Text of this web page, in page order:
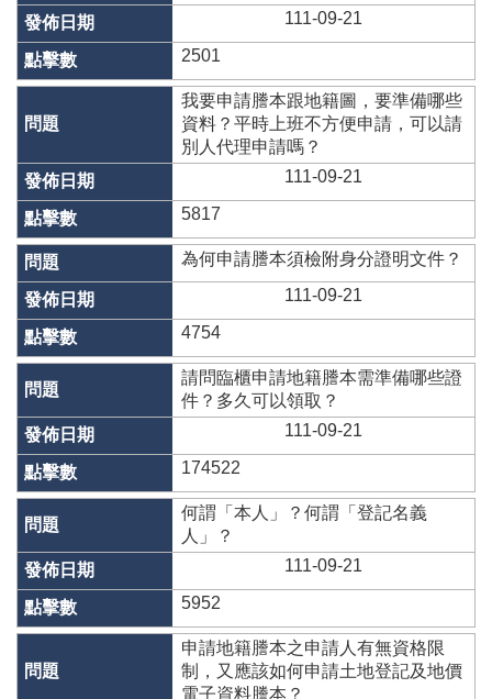
覽
English
臺
南
市
政
府
地
政
局
政
府
資
訊
公
隱
私
權
與
資
訊
安
全
策
111-09-21
2501
我要申請謄本跟地籍圖，要準備哪些
資料？平時上班不方便申請，可以請
別人代理申請嗎？
111-09-21
5817
為何申請謄本須檢附身分證明文件？
111-09-21
4754
請問臨櫃申請地籍謄本需準備哪些證
件？多久可以領取？
111-09-21
174522
何謂「本人」？何謂「登記名義
人」？
111-09-21
5952
申請地籍謄本之申請人有無資格限
制，又應該如何申請土地登記及地價
電子資料謄本？